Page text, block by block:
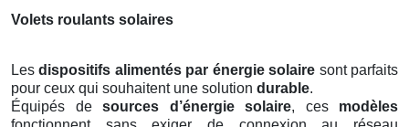
Volets roulants solaires
Lesdispositifs alimentés par énergie solaire sont parfaits
pour ceux qui souhaitent une solution durable.
Équipés de sources d’énergie solaire, ces modèles